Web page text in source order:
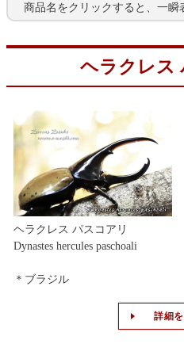
商品名をクリックすると、一瞬
ヘラクレス
ヘラクレス パスコアリ
Dynastes hercules paschoali
＊ブラジル
詳細